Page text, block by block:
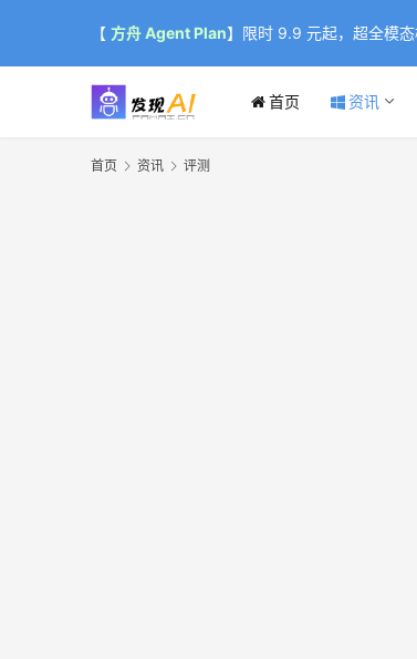
【 方舟 Agent Plan】限时 9.9 元起，超全模
首页 资讯
首页 资讯 评测